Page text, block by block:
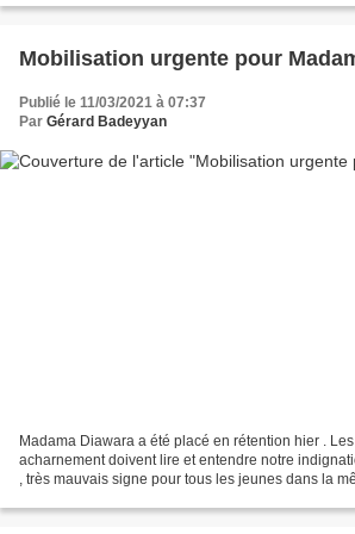
Mobilisation urgente pour
Publié le 11/03/2021 à 07:37
Par Gérard Badeyyan
Madama Diawara a été placé en rétention hier .
acharnement doivent lire et entendre notre
, très mauvais signe pour tous les jeunes dans la